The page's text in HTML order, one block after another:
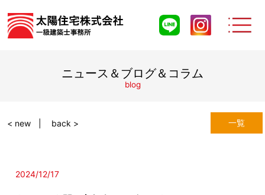
ニュース＆ブログ＆コラム
blog
一覧
< new back >
2024/12/17